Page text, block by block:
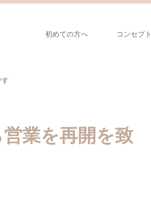
初めての方へ コンセプト
営業を再開を致